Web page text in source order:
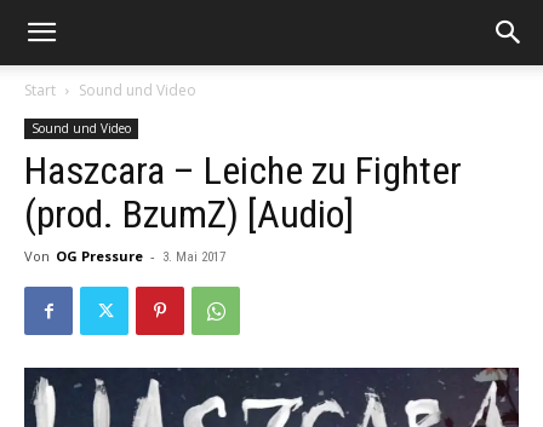
Start Sound und Video
Sound und Video
Haszcara – Leiche zu Fighter
(prod. BzumZ) [Audio]
Von OG Pressure - 3. Mai 2017